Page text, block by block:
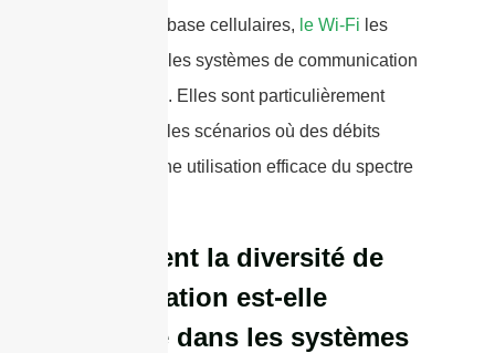
stations de base cellulaires, le Wi-Fi les
réseaux, et les systèmes de communication
par satellite. Elles sont particulièrement
utiles dans les scénarios où des débits
élevés et une utilisation efficace du spectre
Comment la diversité de
polarisation est-elle
utilisée dans les systèmes